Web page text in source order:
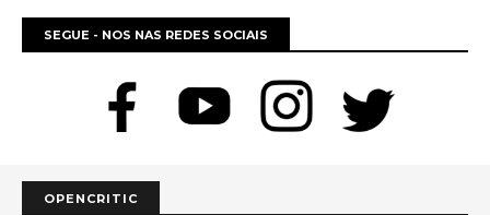
SEGUE - NOS NAS REDES SOCIAIS
OPENCRITIC